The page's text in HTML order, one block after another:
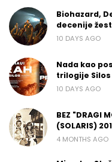
Biohazard,
decenije
10 DAYS AGO
Nada kao
trilogije Silos
10 DAYS AGO
BEZ "DRAGI
(SOLARIS)
4 MONTHS AGO